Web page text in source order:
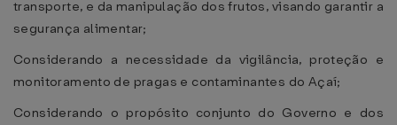
transporte, e da manipulação dos frutos, visando garantir a
segurança alimentar;
Considerando a necessidade da vigilância, proteção e
monitoramento de pragas e contaminantes do Açaí;
Considerando o propósito conjunto do Governo e dos